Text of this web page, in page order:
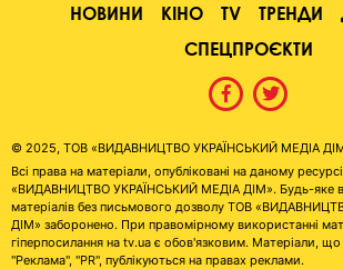
НОВИНИ КІНО TV ТРЕНДИ
СПЕЦПРОЄКТИ
© 2025, ТОВ «ВИДАВНИЦТВО УКРАЇНСЬКИЙ МЕДІА
Всі права на матеріали, опубліковані на даному
«ВИДАВНИЦТВО УКРАЇНСЬКИЙ МЕДІА ДІМ». Будь-яке
матеріалів без письмового дозволу ТОВ
ДІМ» заборонено. При правомірному використанні
гіперпосилання на tv.ua є обов'язковим. Матеріали, що
"Реклама", "PR", публікуються на правах реклами.